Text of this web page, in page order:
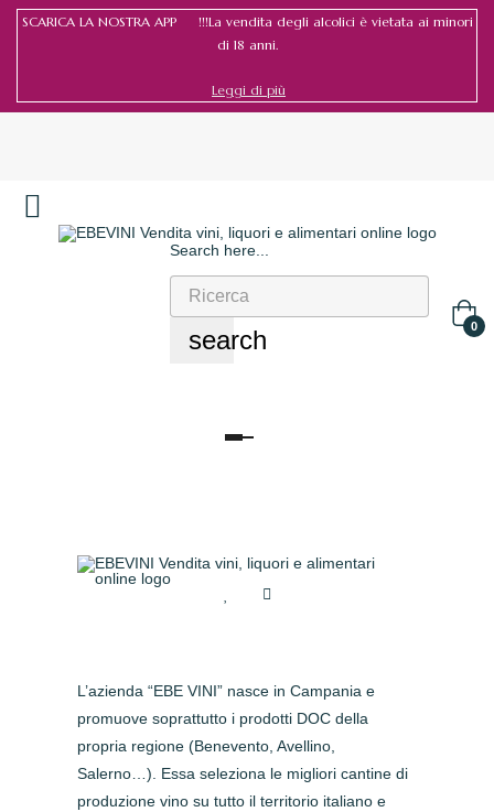
SCARICA LA NOSTRA APP !!!La vendita degli alcolici è vietata ai minori
di 18 anni.
Leggi di più
Search here...
search 0
navigazione
L’azienda “EBE VINI” nasce in Campania e
promuove soprattutto i prodotti DOC della
propria regione (Benevento, Avellino,
Salerno…). Essa seleziona le migliori cantine di
produzione vino su tutto il territorio italiano e